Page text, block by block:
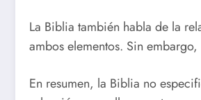
La Biblia también habla de la
ambos elementos. Sin
En resumen, la Biblia no